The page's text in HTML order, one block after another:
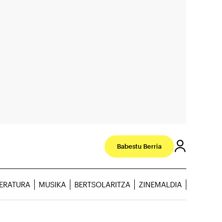
Babestu Berria
MUSIKA BERTSOLARITZA ZINEMALDIA